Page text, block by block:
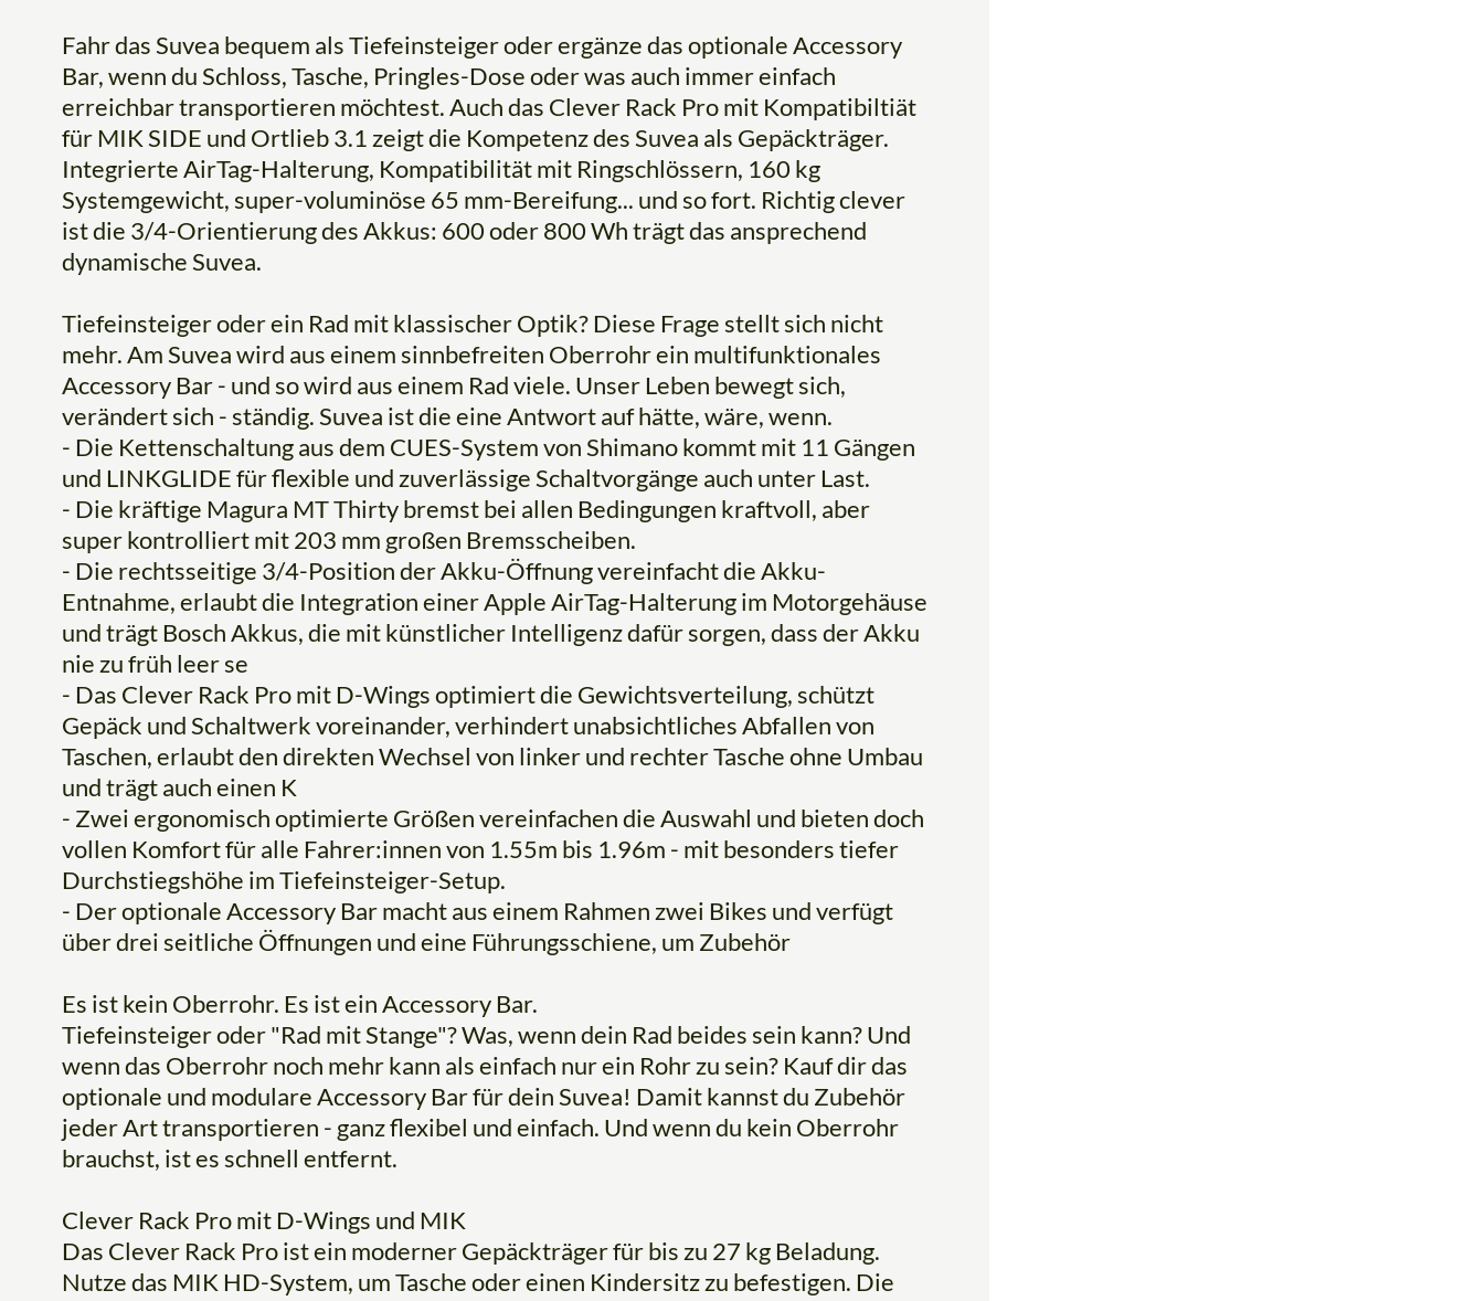
Fahr das Suvea bequem als Tiefeinsteiger oder ergänze das optionale Accessory
Bar, wenn du Schloss, Tasche, Pringles-Dose oder was auch immer einfach
erreichbar transportieren möchtest. Auch das Clever Rack Pro mit Kompatibiltiät
für MIK SIDE und Ortlieb 3.1 zeigt die Kompetenz des Suvea als Gepäckträger.
Integrierte AirTag-Halterung, Kompatibilität mit Ringschlössern, 160 kg
Systemgewicht, super-voluminöse 65 mm-Bereifung... und so fort. Richtig clever
ist die 3/4-Orientierung des Akkus: 600 oder 800 Wh trägt das ansprechend
dynamische Suvea.
Tiefeinsteiger oder ein Rad mit klassischer Optik? Diese Frage stellt sich nicht
mehr. Am Suvea wird aus einem sinnbefreiten Oberrohr ein multifunktionales
Accessory Bar - und so wird aus einem Rad viele. Unser Leben bewegt sich,
verändert sich - ständig. Suvea ist die eine Antwort auf hätte, wäre, wenn.
- Die Kettenschaltung aus dem CUES-System von Shimano kommt mit 11 Gängen
und LINKGLIDE für flexible und zuverlässige Schaltvorgänge auch unter Last.
- Die kräftige Magura MT Thirty bremst bei allen Bedingungen kraftvoll, aber
super kontrolliert mit 203 mm großen Bremsscheiben.
- Die rechtsseitige 3/4-Position der Akku-Öffnung vereinfacht die Akku-
Entnahme, erlaubt die Integration einer Apple AirTag-Halterung im Motorgehäuse
und trägt Bosch Akkus, die mit künstlicher Intelligenz dafür sorgen, dass der Akku
nie zu früh leer se
- Das Clever Rack Pro mit D-Wings optimiert die Gewichtsverteilung, schützt
Gepäck und Schaltwerk voreinander, verhindert unabsichtliches Abfallen von
Taschen, erlaubt den direkten Wechsel von linker und rechter Tasche ohne Umbau
und trägt auch einen K
- Zwei ergonomisch optimierte Größen vereinfachen die Auswahl und bieten doch
vollen Komfort für alle Fahrer:innen von 1.55m bis 1.96m - mit besonders tiefer
Durchstiegshöhe im Tiefeinsteiger-Setup.
- Der optionale Accessory Bar macht aus einem Rahmen zwei Bikes und verfügt
über drei seitliche Öffnungen und eine Führungsschiene, um Zubehör
Es ist kein Oberrohr. Es ist ein Accessory Bar.
Tiefeinsteiger oder "Rad mit Stange"? Was, wenn dein Rad beides sein kann? Und
wenn das Oberrohr noch mehr kann als einfach nur ein Rohr zu sein? Kauf dir das
optionale und modulare Accessory Bar für dein Suvea! Damit kannst du Zubehör
jeder Art transportieren - ganz flexibel und einfach. Und wenn du kein Oberrohr
brauchst, ist es schnell entfernt.
Clever Rack Pro mit D-Wings und MIK
Das Clever Rack Pro ist ein moderner Gepäckträger für bis zu 27 kg Beladung.
Nutze das MIK HD-System, um Tasche oder einen Kindersitz zu befestigen. Die